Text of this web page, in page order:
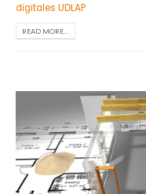
digitales UDLAP
READ MORE...